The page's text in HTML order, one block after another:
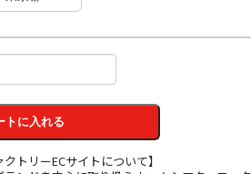
トに入れる
トリーECサイトについて】